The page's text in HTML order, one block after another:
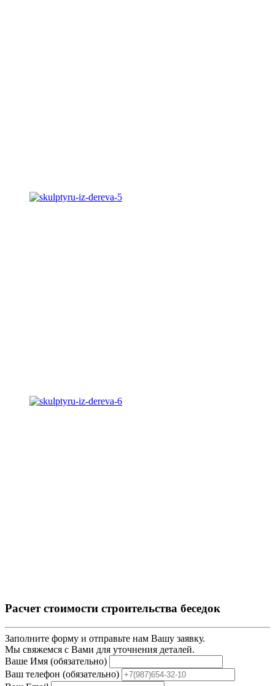
Расчет стоимости строительства беседок
Заполните форму и отправьте нам Вашу заявку.
Мы свяжемся с Вами для уточнения деталей.
Ваше Имя (обязательно)
Ваш телефон (обязательно)